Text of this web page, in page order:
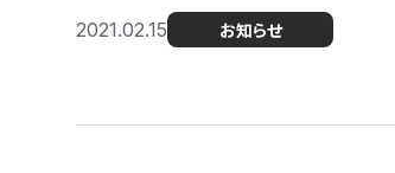
2021.02.15 お知らせ